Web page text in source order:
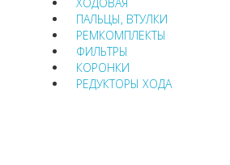
ПАЛЬЦЫ, ВТУЛКИ
РЕМКОМПЛЕКТЫ
ФИЛЬТРЫ
КОРОНКИ
РЕДУКТОРЫ ХОДА